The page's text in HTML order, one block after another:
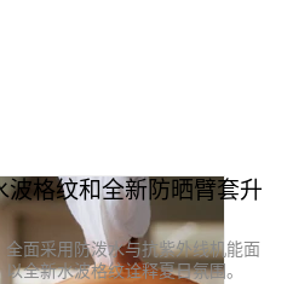
波格纹和全新防晒臂套升
面采用防泼水与抗紫外线机能面
全新水波格纹诠释夏日氛围。